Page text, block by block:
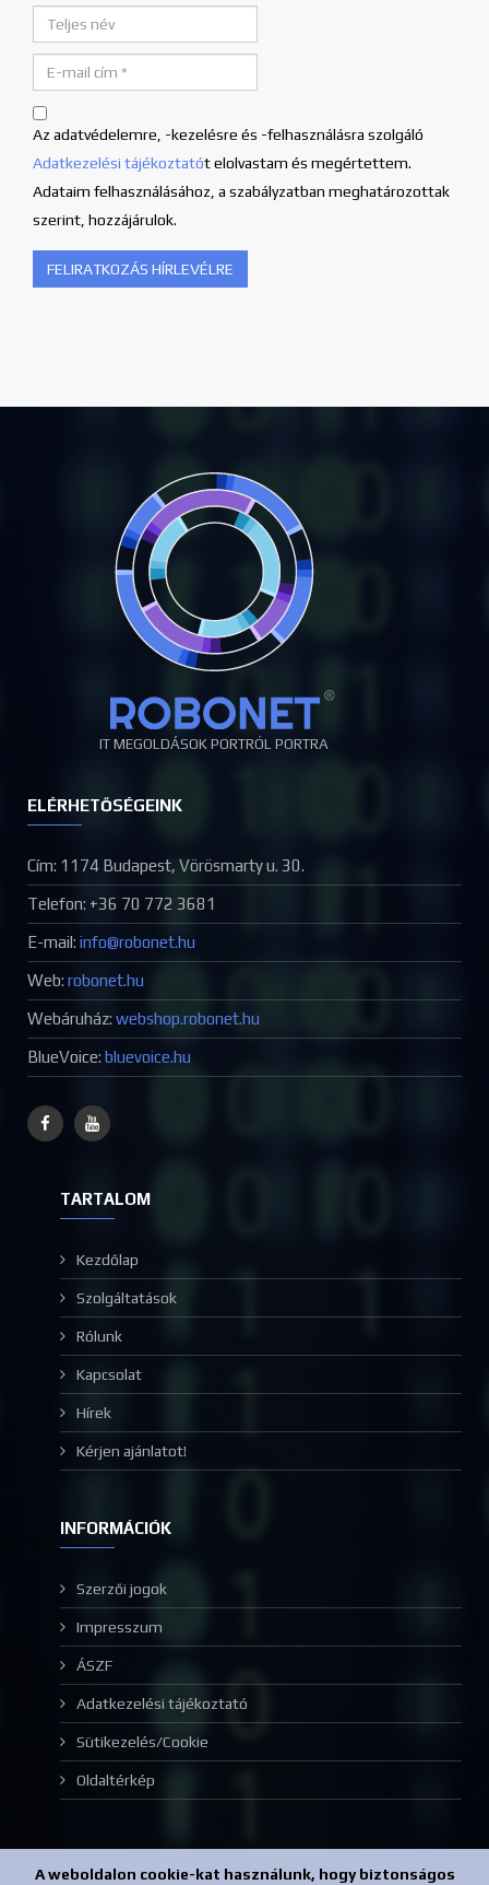
Az adatvédelemre, -kezelésre és -felhasználásra szolgáló
Adatkezelési tájékoztatót elolvastam és megértettem.
Adataim felhasználásához, a szabályzatban meghatározottak
szerint, hozzájárulok.
IT MEGOLDÁSOK PORTRÓL PORTRA
ELÉRHETŐSÉGEINK
Cím: 1174 Budapest, Vörösmarty u. 30.
Telefon: +36 70 772 3681
E-mail:
Web: robonet.hu
Webáruház: webshop.robonet.hu
BlueVoice: bluevoice.hu
TARTALOM
Kezdőlap
Szolgáltatások
Rólunk
Kapcsolat
Hírek
Kérjen ajánlatot!
INFORMÁCIÓK
Szerzői jogok
Impresszum
ÁSZF
Adatkezelési tájékoztató
Sütikezelés/Cookie
Oldaltérkép
A weboldalon cookie-kat használunk, hogy biztonságos